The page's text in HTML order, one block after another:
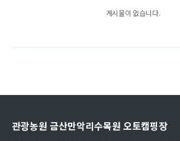
게시물이 없습니다.
관광농원 금산만악리수목원 오토캠핑장